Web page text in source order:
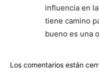
influencia en
tiene camino
bueno es una
Los comentarios están